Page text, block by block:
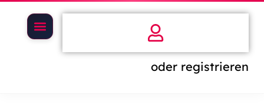
oder registrieren